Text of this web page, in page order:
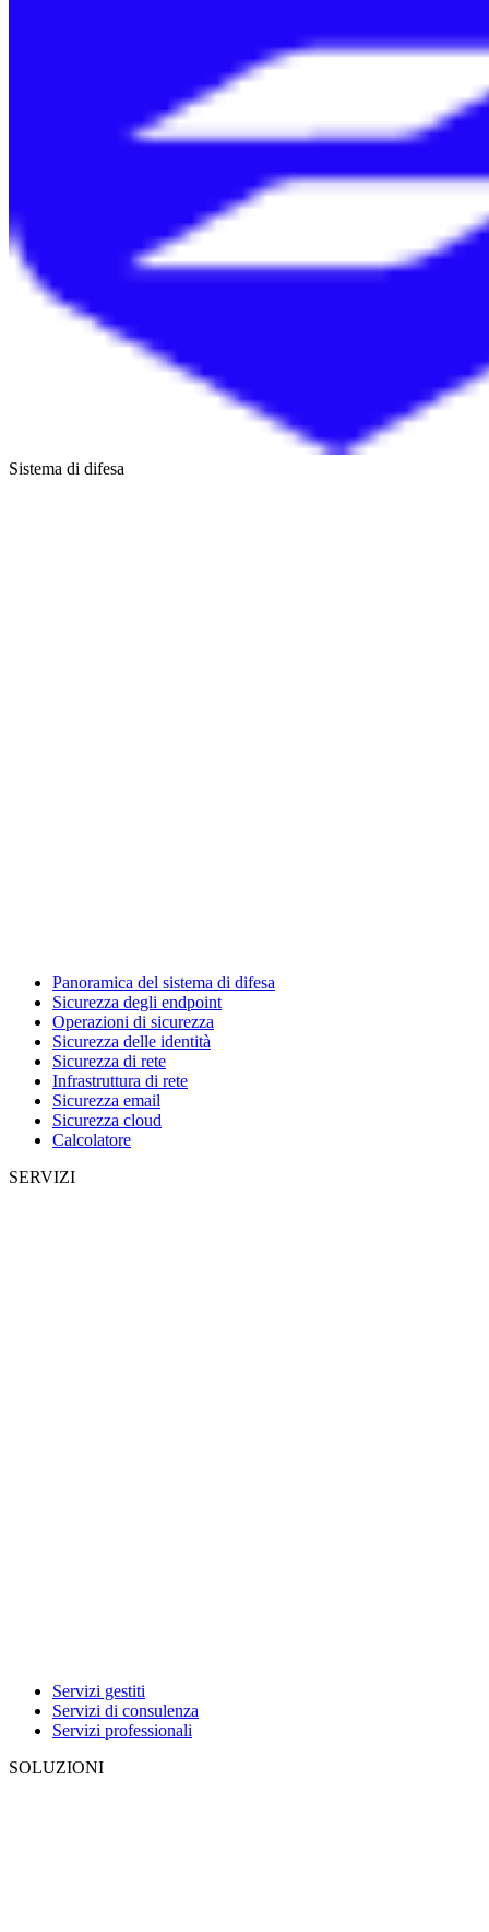
Sistema di difesa
Panoramica del sistema di difesa
Sicurezza degli endpoint
Operazioni di sicurezza
Sicurezza delle identità
Sicurezza di rete
Infrastruttura di rete
Sicurezza email
Sicurezza cloud
Calcolatore
SERVIZI
Servizi gestiti
Servizi di consulenza
Servizi professionali
SOLUZIONI